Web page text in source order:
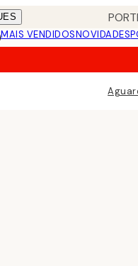
MAIS VENDIDOSNOVIDADES